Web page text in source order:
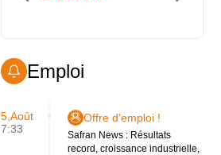
Emploi
5,Août
7:33
Offre d'emploi !
Safran News : Résultats
record, croissance industrielle,